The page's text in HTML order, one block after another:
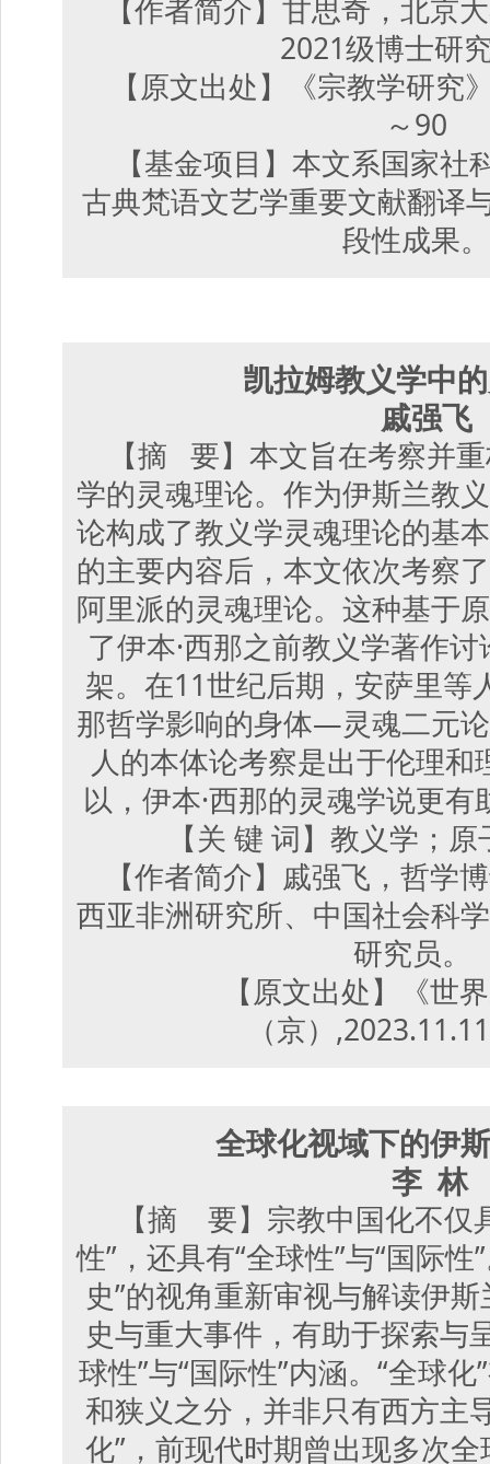
【作者简介】甘思奇，北京
2021级博士研
【原文出处】《宗教学研究
～90
【基金项目】本文系国家社
古典梵语文艺学重要文献翻译
段性成果。
凯拉姆教义学中
戚强飞
【摘 要】本文旨在考察并
学的灵魂理论。作为伊斯兰教
论构成了教义学灵魂理论的基
的主要内容后，本文依次考察
阿里派的灵魂理论。这种基于
了伊本·西那之前教义学著作
架。在11世纪后期，安萨里等
那哲学影响的身体—灵魂二元
人的本体论考察是出于伦理
以，伊本·西那的灵魂学说更
【关 键 词】教义学；
【作者简介】戚强飞，哲学
西亚非洲研究所、中国社会科
研究员。
【原文出处】《世
（京）
全球化视域下的伊
李 林
【摘 要】宗教中国化不仅
性”，还具有“全球性”与“国际性
史”的视角重新审视与解读伊
史与重大事件，有助于探索与
球性”与“国际性”内涵。“全球
和狭义之分，并非只有西方主
化”，前现代时期曾出现多次